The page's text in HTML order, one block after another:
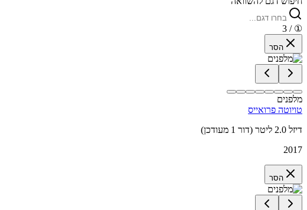
①
/ 3
הסר
מלפנים
טויוטה פרואייס
דיזל 2.0 ליטר (דור 1 מעודכן)
2017
הסר